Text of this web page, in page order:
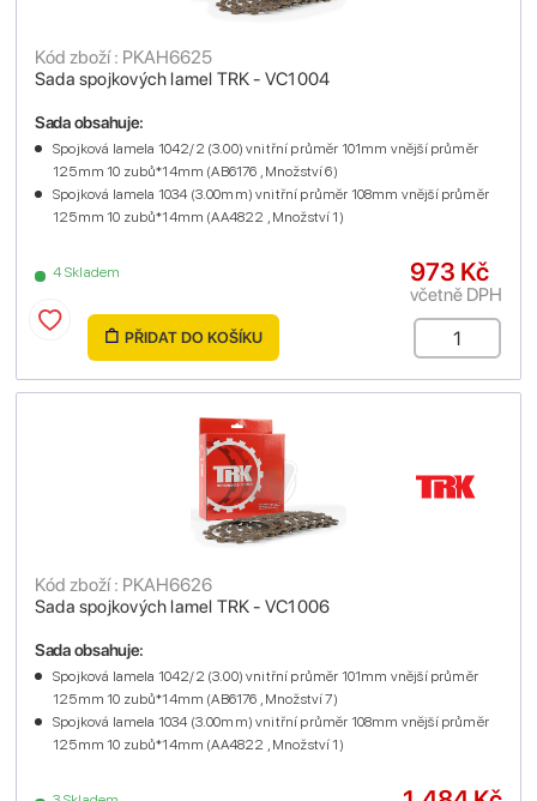
Sada spojkových lamel TRK - VC1004
Kód zboží : PKAH6625
4 Skladem
Sada obsahuje:
Spojková lamela 1042/2 (3.00) vnitřní průměr 101mm vnější průměr
125mm 10 zubů*14mm (AB6176 , Množství 6)
Spojková lamela 1034 (3.00mm) vnitřní průměr 108mm vnější průměr
125mm 10 zubů*14mm (AA4822 , Množství 1)
973 Kč
včetně DPH
PŘIDAT DO KOŠÍKU
Sada spojkových lamel TRK - VC1006
Kód zboží : PKAH6626
Sada obsahuje:
Spojková lamela 1042/2 (3.00) vnitřní průměr 101mm vnější průměr
125mm 10 zubů*14mm (AB6176 , Množství 7)
Spojková lamela 1034 (3.00mm) vnitřní průměr 108mm vnější průměr
125mm 10 zubů*14mm (AA4822 , Množství 1)